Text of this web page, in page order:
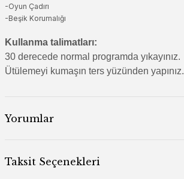
-Oyun Çadırı
-Beşik Korumalığı
Kullanma talimatları:
30 derecede normal programda yıkayınız.
Ütülemeyi kumaşın ters yüzünden yapınız.
Yorumlar
Taksit Seçenekleri